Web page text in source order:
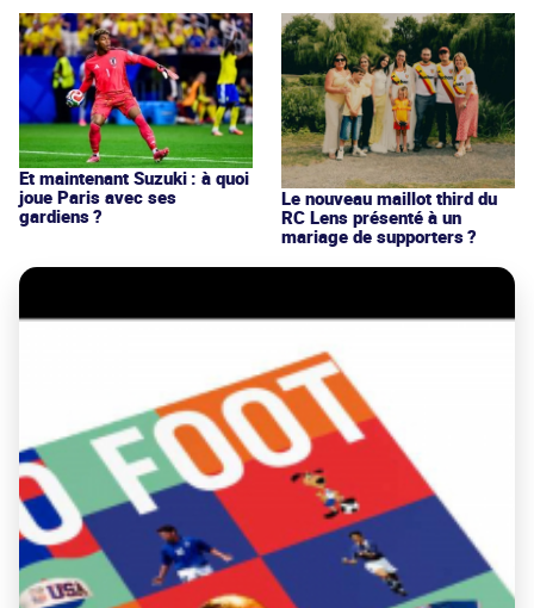
Et maintenant Suzuki : à quoi
joue Paris avec ses
gardiens ?
Le nouveau maillot third du
RC Lens présenté à un
mariage de supporters ?